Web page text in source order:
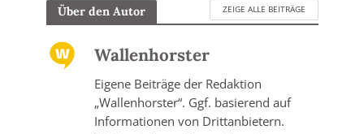
Über den Autor ZEIGE ALLE BEITRÄGE
Wallenhorster
Eigene Beiträge der Redaktion
„Wallenhorster“. Ggf. basierend auf
Informationen von Drittanbietern.